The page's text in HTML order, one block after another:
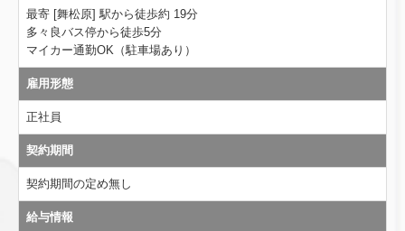
最寄 [舞松原] 駅から徒歩約 19分
多々良バス停から徒歩5分
マイカー通勤OK（駐車場あり）
雇用形態
正社員
契約期間
契約期間の定め無し
給与情報